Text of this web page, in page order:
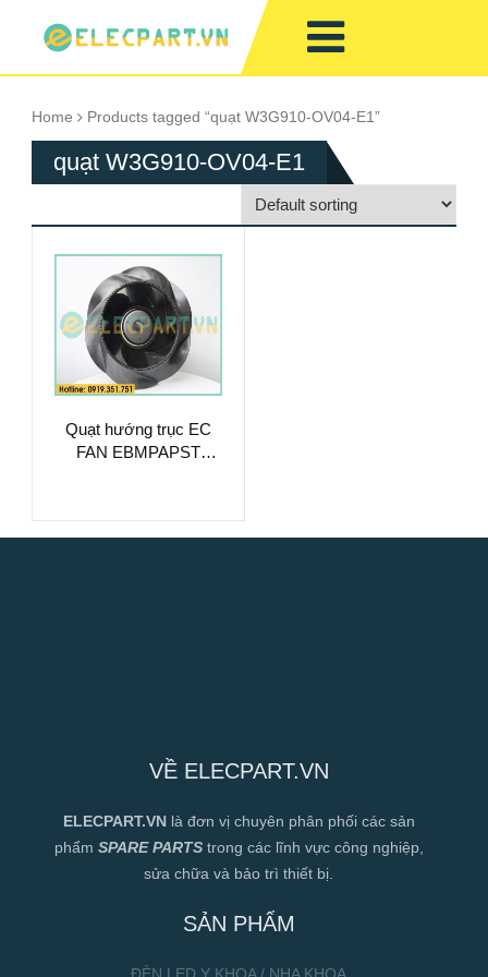
Home Products tagged “quạt W3G910-OV04-E1”
quạt W3G910-OV04-E1
Quạt hướng trục EC
FAN EBMPAPST
VỀ ELECPART.VN
ELECPART.VN là đơn vị chuyên phân phối các sản
phẩm SPARE PARTStrong các lĩnh vực công nghiệp,
sửa chữa và bảo trì thiết bị.
SẢN PHẨM
ĐÈN LED Y KHOA / NHA KHOA